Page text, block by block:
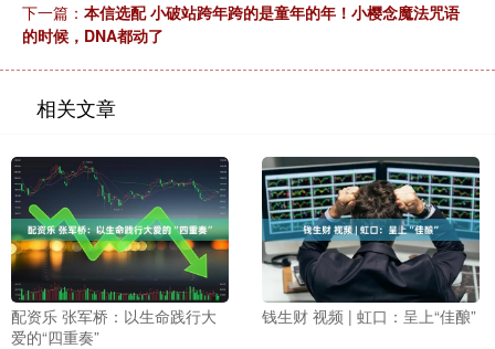
下一篇： 本信选配 小破站跨年跨的是童年的年！小樱念魔法咒语
的时候，DNA都动了
相关文章
配资乐 张军桥：以生命践行大
爱的“四重奏”
钱生财 视频 | 虹口：呈上“佳酿”